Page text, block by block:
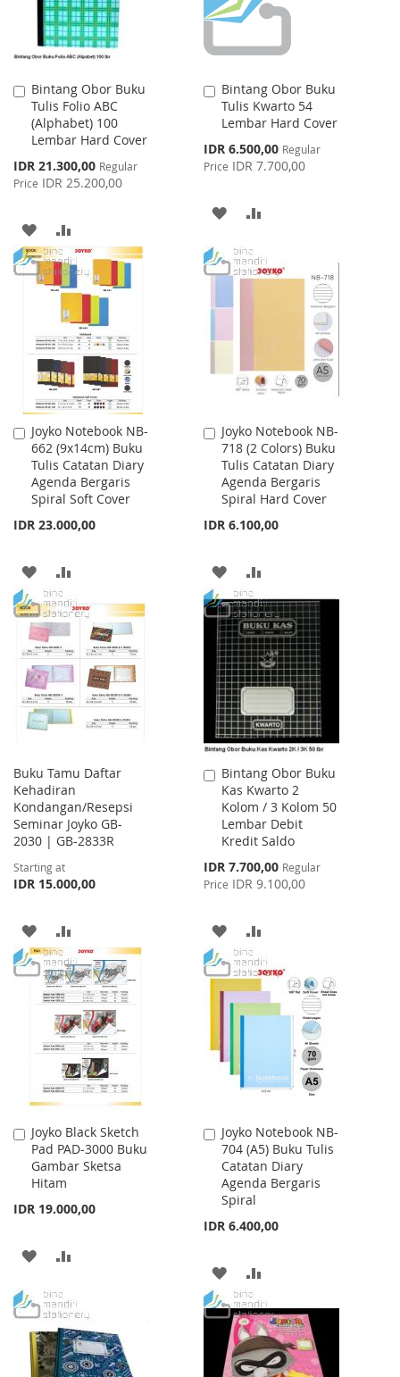
Bintang Obor Buku
Tulis Folio ABC
(Alphabet) 100
Lembar Hard Cover
Special
Price
IDR 21.300,00 Regular
Price IDR 25.200,00
Add
to
Cart
ADD
TO
WISH
LIST
TO
COMPARE
Bintang Obor Buku
Tulis Kwarto 54
Lembar Hard Cover
Special
Price
IDR 6.500,00 Regular
Price IDR 7.700,00
Add
to
Cart
ADD
WISH
LIST
COMPARE
Joyko Notebook NB-
662 (9x14cm) Buku
Tulis Catatan Diary
Agenda Bergaris
Spiral Soft Cover
IDR 23.000,00
Add
to
Cart
ADD
TO
WISH
LIST
TO
COMPARE
Joyko Notebook NB-
718 (2 Colors) Buku
Tulis Catatan Diary
Agenda Bergaris
Spiral Hard Cover
IDR 6.100,00
Add
to
Cart
ADD
TO
WISH
LIST
TO
COMPARE
Buku Tamu Daftar
Kehadiran
Kondangan/Resepsi
Seminar Joyko GB-
2030 | GB-2833R
Starting at
IDR 15.000,00
ADD
TO
WISH
LIST
TO
COMPARE
Bintang Obor Buku
Kas Kwarto 2
Kolom / 3 Kolom 50
Lembar Debit
Kredit Saldo
Special
Price
IDR 7.700,00 Regular
Price IDR 9.100,00
Add
to
Cart
ADD
TO
WISH
TO
COMPARE
Joyko Black Sketch
Pad PAD-3000 Buku
Gambar Sketsa
Hitam
IDR 19.000,00
Add
to
Cart
ADD
WISH
LIST
COMPARE
Joyko Notebook NB-
704 (A5) Buku Tulis
Catatan Diary
Agenda Bergaris
Spiral
IDR 6.400,00
Add
to
Cart
ADD
TO
WISH
LIST
TO
COMPARE